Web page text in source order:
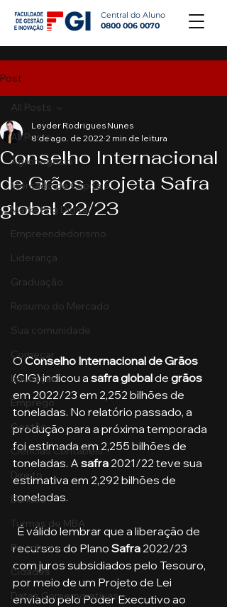
Central do Aluno
0800 006 0070
Post
All Posts
Agronegócio
Mercado de Capitais
Marketing Digital
Empreendedorismo
Liderança
Graduação
Resumo do Mercado
Sua comunidade
Começar
Educação
Emprego
Gestão
Ciências Contábeis
Direito
Bancos
Turmas de MBA
Psicologia
Cidades
Datas Comemorativas
All Posts
Conselho Internacional
de Grãos projeta Safra
global 22/23
Leyder Rodrigues Nunes
8 de ago. de 2022 2 min de leitura
O Conselho Internacional de Grãos
(CIG) indicou a safra global de grãos
em 2022/23 em 2,252 bilhões de
toneladas. No relatório passado, a
produção para a próxima temporada
foi estimada em 2,255 bilhões de
toneladas. A safra 2021/22 teve sua
estimativa em 2,292 bilhões de
toneladas.
  É válido lembrar que a liberação de
recursos do Plano Safra 2022/23
com juros subsidiados pelo Tesouro,
por meio de um Projeto de Lei
enviado pelo Poder Executivo ao